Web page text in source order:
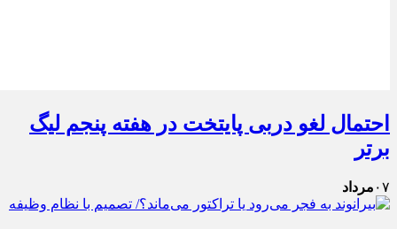
احتمال لغو دربی پایتخت در هفته پنجم لیگ
برتر
۰۷ مرداد